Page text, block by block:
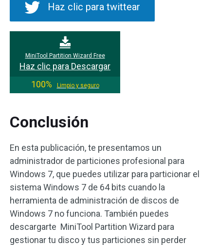
Haz clic para twittear
MiniTool Partition Wizard Free
Haz clic para Descargar
100%
Limpio y seguro
Conclusión
En esta publicación, te presentamos un
administrador de particiones profesional para
Windows 7, que puedes utilizar para particionar el
sistema Windows 7 de 64 bits cuando la
herramienta de administración de discos de
Windows 7 no funciona. También puedes
descargarte MiniTool Partition Wizard para
gestionar tu disco y tus particiones sin perder